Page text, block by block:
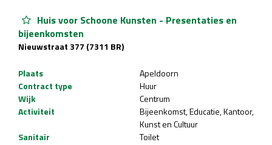
Huis voor Schoone Kunsten - Presentaties en
bijeenkomsten
Nieuwstraat 377 (7311 BR)
Plaats
Apeldoorn
Contract type
Huur
Wijk
Centrum
Activiteit
Bijeenkomst Educatie Kantoor
Kunst en Cultuur
Sanitair
Toilet